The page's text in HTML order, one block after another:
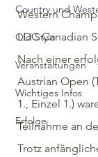
Country und
Old Style
Veranstaltungen
Wichtiges Infos
Erfolge
Western
LDC Canadian
Nach einer
Austrian Open
1., Einzel 1.)
Teilnahme an
Trotz